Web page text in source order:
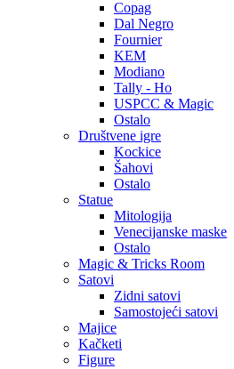
Copag
Dal Negro
Fournier
KEM
Modiano
Tally - Ho
USPCC & Magic
Ostalo
Društvene igre
Kockice
Šahovi
Ostalo
Statue
Mitologija
Venecijanske maske
Ostalo
Magic & Tricks Room
Satovi
Zidni satovi
Samostojeći satovi
Majice
Kačketi
Figure